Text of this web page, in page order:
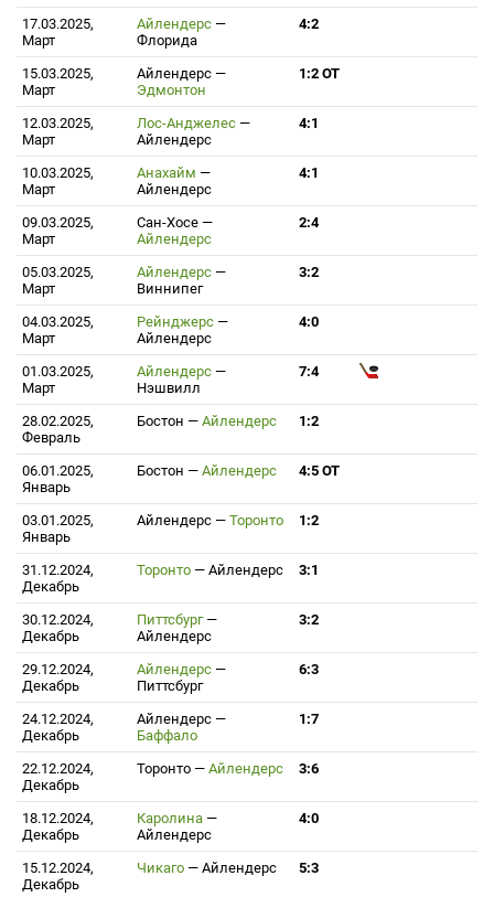
17.03.2025,
Март
Айлендерс —
Флорида
4:2
15.03.2025,
Март
Айлендерс —
Эдмонтон
1:2 ОТ
12.03.2025,
Март
Лос-Анджелес —
Айлендерс
4:1
10.03.2025,
Март
Анахайм —
Айлендерс
4:1
09.03.2025,
Март
Сан-Хосе —
Айлендерс
2:4
05.03.2025,
Март
Айлендерс —
Виннипег
3:2
04.03.2025,
Март
Рейнджерс —
Айлендерс
4:0
01.03.2025,
Март
Айлендерс —
Нэшвилл
7:4
28.02.2025,
Февраль
Бостон — Айлендерс 1:2
06.01.2025,
Январь
Бостон — Айлендерс 4:5 ОТ
03.01.2025,
Январь
Айлендерс — Торонто 1:2
31.12.2024,
Декабрь
Торонто — Айлендерс 3:1
30.12.2024,
Декабрь
Питтсбург —
Айлендерс
3:2
29.12.2024,
Декабрь
Айлендерс —
Питтсбург
6:3
24.12.2024,
Декабрь
Айлендерс —
Баффало
1:7
22.12.2024,
Декабрь
Торонто — Айлендерс 3:6
18.12.2024,
Декабрь
Каролина —
Айлендерс
4:0
15.12.2024,
Декабрь
Чикаго — Айлендерс 5:3